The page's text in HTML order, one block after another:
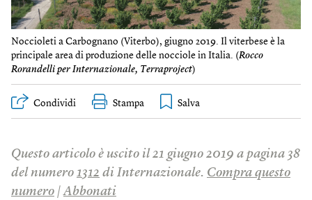
Noccioleti a Carbognano (Viterbo), giugno 2019. Il viterbese è la
principale area di produzione delle nocciole in Italia. (Rocco
Rorandelli per Internazionale, Terraproject)
Condividi Stampa
Questo articolo è uscito il 21 giugno 2019 a pagina 38
del numero 1312 di Internazionale. Compra questo
numero |Abbonati